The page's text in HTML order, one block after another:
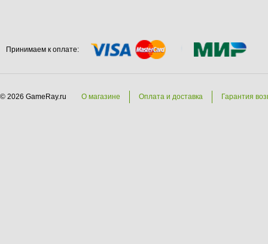
Принимаем к оплате:
© 2026 GameRay.ru О магазине Оплата и доставка Гарантия